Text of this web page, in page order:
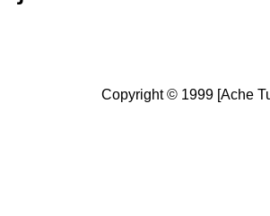
Copyright © 1999 [Ache